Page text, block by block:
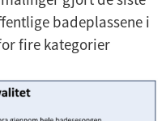
badeplassene i
fire kategorier